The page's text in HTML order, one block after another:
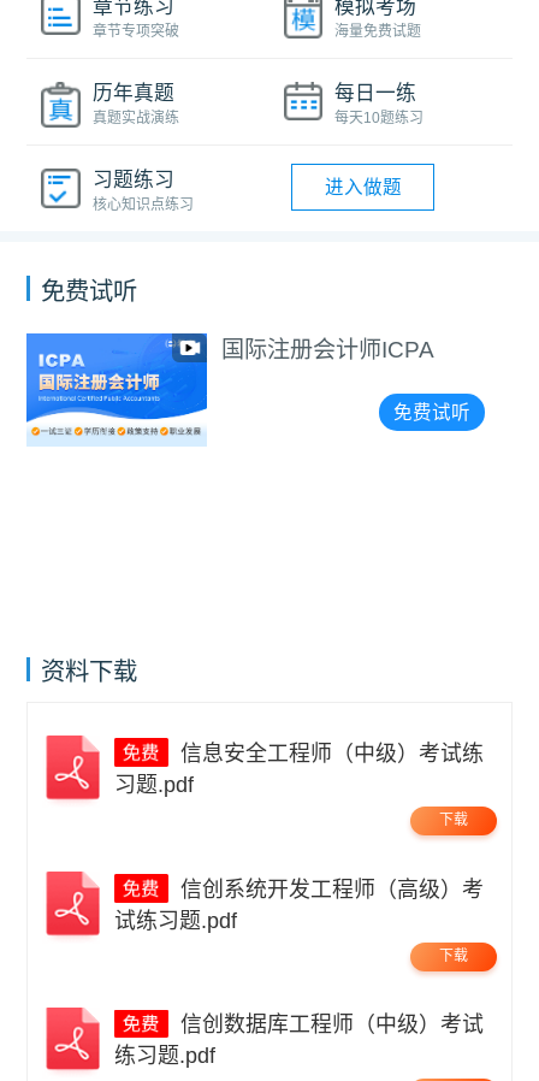
章节练习
章节专项突破
模拟考场
海量免费试题
历年真题
真题实战演练
每日一练
每天10题练习
习题练习
核心知识点练习
进入做题
免费试听
国际注册会计师ICPA
免费试听
资料下载
信息安全工程师（中级）考试练
习题.pdf
下载
信创系统开发工程师（高级）考
试练习题.pdf
下载
信创数据库工程师（中级）考试
练习题.pdf